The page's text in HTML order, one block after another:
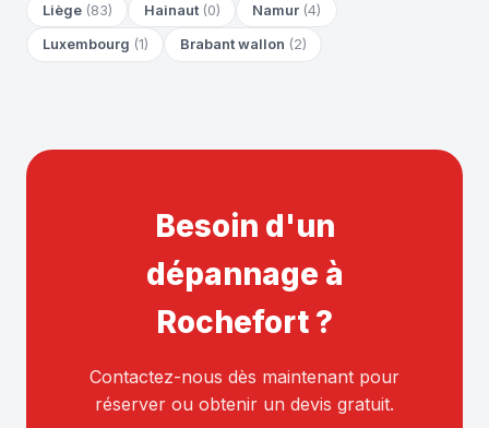
Liège (83) Hainaut (0) Namur (4)
Luxembourg (1) Brabant wallon (2)
Besoin d'un
dépannage à
Rochefort ?
Contactez-nous dès maintenant pour
réserver ou obtenir un devis gratuit.